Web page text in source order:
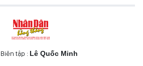
tập : Lê Quốc Minh